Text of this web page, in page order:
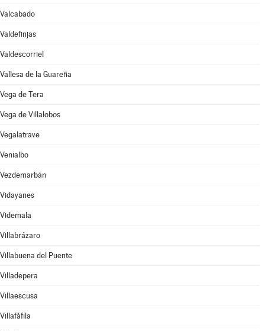
Valcabado
Valdefinjas
Valdescorriel
Vallesa de la Guareña
Vega de Tera
Vega de Villalobos
Vegalatrave
Venialbo
Vezdemarbán
Vidayanes
Videmala
Villabrázaro
Villabuena del Puente
Villadepera
Villaescusa
Villafáfila